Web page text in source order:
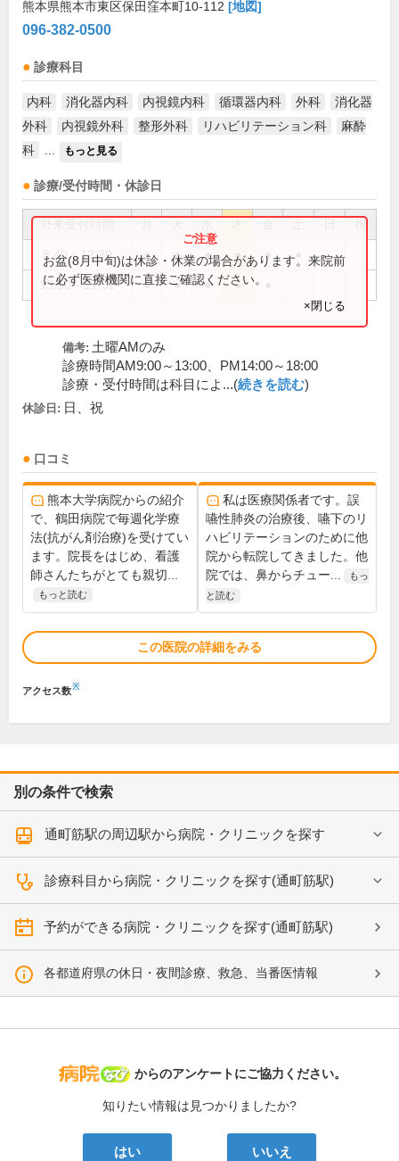
熊本県熊本市東区保田窪本町10-112 [地図]
096-382-0500
診療科目
内科 消化器内科 内視鏡内科 循環器内科 外科
消化器
外科
内視鏡外科 整形外科 リハビリテーション科
麻酔
科
もっと見る
診療/受付時間・休診日
祝
8:40～12:30 ● ● ● ● ●
13:50～17:30 ● ● ● ●
お盆(8月中旬)は休診・休業の場合があります。来院前
に必ず医療機関に直接ご確認ください。
×閉じる
備考: 土曜AMのみ
診療時間AM9:00～13:00、PM14:00～18:00
診療・受付時間は科目によ...(続きを読む)
休診日: 日、祝
口コミ
熊本大学病院からの紹介
で、鶴田病院で毎週化学療
法(抗がん剤治療)を受けてい
ます。院長をはじめ、看護
師さんたちがとても親切...
もっと読む
私は医療関係者です。誤
嚥性肺炎の治療後、嚥下のリ
ハビリテーションのために他
院から転院してきました。他
院では、鼻からチュー...
もっ
と読む
この医院の詳細をみる
アクセス数※
別の条件で検索
通町筋駅の周辺駅から病院・クリニックを探す
診療科目から病院・クリニックを探す(通町筋駅)
予約ができる病院・クリニックを探す(通町筋駅)
各都道府県の休日・夜間診療、救急、当番医情報
病院なび
からのアンケートにご協力ください。
知りたい情報は見つかりましたか?
はい いいえ